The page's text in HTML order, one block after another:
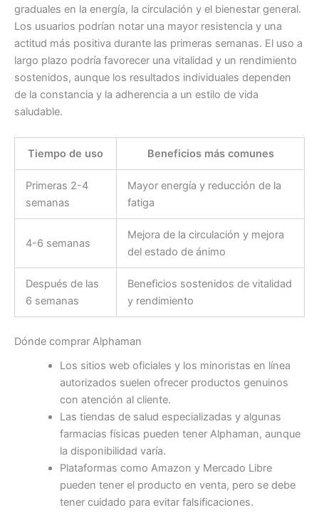
graduales en la energía, la circulación y el bienestar general.
Los usuarios podrían notar una mayor resistencia y una
actitud más positiva durante las primeras semanas. El uso a
largo plazo podría favorecer una vitalidad y un rendimiento
sostenidos, aunque los resultados individuales dependen
de la constancia y la adherencia a un estilo de vida
saludable.
Tiempo de uso Beneficios más comunes
Primeras 2-4
semanas
Mayor energía y reducción de la
fatiga
4-6 semanas
Mejora de la circulación y mejora
del estado de ánimo
Después de las
6 semanas
Beneficios sostenidos de vitalidad
y rendimiento
Dónde comprar Alphaman
Los sitios web oficiales y los minoristas en línea
autorizados suelen ofrecer productos genuinos
con atención al cliente.
Las tiendas de salud especializadas y algunas
farmacias físicas pueden tener Alphaman, aunque
la disponibilidad varía.
Plataformas como Amazon y Mercado Libre
pueden tener el producto en venta, pero se debe
tener cuidado para evitar falsificaciones.